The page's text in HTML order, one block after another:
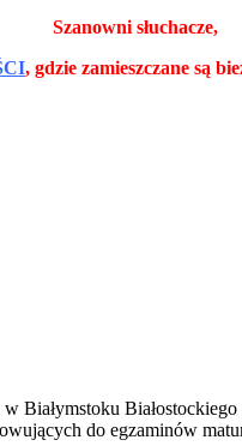
Szanowni słuchacze,
, gdzie zamieszczane są
Białymstoku
do egzaminów